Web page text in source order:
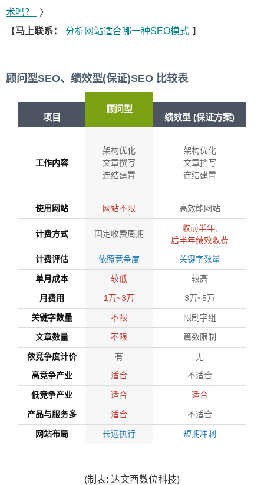
术吗？
〉
【马上联系： 分析网站适合哪一种SEO模式 】
顾问型SEO、绩效型(保证)SEO 比较表
项目
顾问型
绩效型 (保证方案)
工作内容
架构优化
文章撰写
连结建置
架构优化
文章撰写
连结建置
使用网站 网站不限 高效能网站
计费方式 固定收费周期
收前半年,
后半年绩效收费
计费评估
依照竞争度 关键字数量
单月成本 较低 较高
月费用 1万~3万 3万~5万
关键字数量 不限 限制字组
文章数量 不限 篇数限制
依竞争度计价 有
无
高竞争产业
适合 不适合
低竞争产业 适合 适合
产品与服务多 适合 不适合
网站布局 长远执行 短期冲刺
(制表: 达文西数位科技)